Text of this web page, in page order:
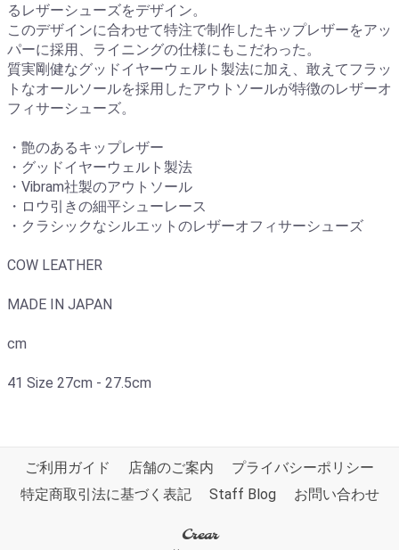
るレザーシューズをデザイン。
このデザインに合わせて特注で制作したキップレザーをアッ
パーに採用、ライニングの仕様にもこだわった。
質実剛健なグッドイヤーウェルト製法に加え、敢えてフラッ
トなオールソールを採用したアウトソールが特徴のレザーオ
フィサーシューズ。
・艶のあるキップレザー
・グッドイヤーウェルト製法
・Vibram社製のアウトソール
・ロウ引きの細平シューレース
・クラシックなシルエットのレザーオフィサーシューズ
COW LEATHER
MADE IN JAPAN
cm
41 Size 27cm - 27.5cm
ご利用ガイド 店舗のご案内
プライバシーポリシー
特定商取引法に基づく表記
Staff Blog お問い合わせ
Crear